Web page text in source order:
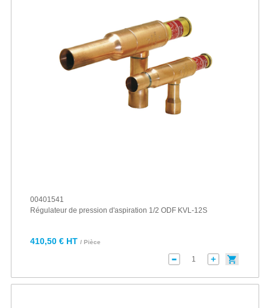
00401541
Régulateur de pression d'aspiration 1/2 ODF KVL-12S
410,50 € HT / Pièce